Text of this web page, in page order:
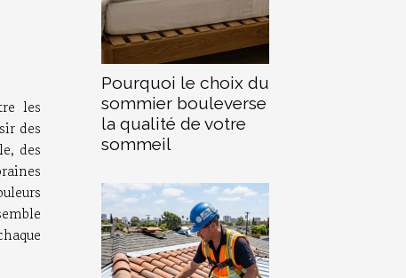
les
des
des
Pourquoi le choix du
sommier bouleverse
la qualité de votre
sommeil